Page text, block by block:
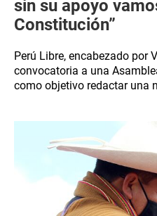
sin su apoyo
Constitución”
Perú Libre, encabezado por
convocatoria a una
como objetivo redactar una